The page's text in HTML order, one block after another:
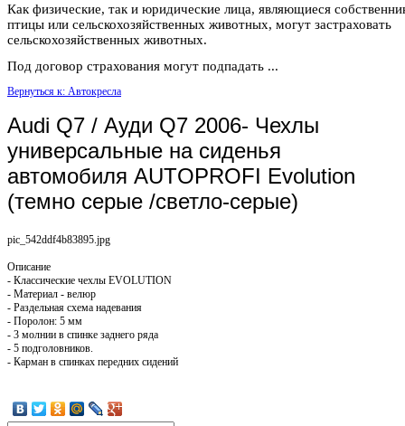
Как физические, так и юридические лица, являющиеся
птицы или сельскохозяйственных животных, могут застраховать
сельскохозяйственных животных.
Под договор страхования могут подпадать ...
Вернуться к: Автокресла
Audi Q7 / Ауди Q7 2006- Чехлы
универсальные на сиденья
автомобиля AUTOPROFI Evolution
(темно серые /светло-серые)
pic_542ddf4b83895.jpg
Описание
- Классические чехлы EVOLUTION
- Материал - велюр
- Раздельная схема надевания
- Поролон: 5 мм
- 3 молнии в спинке заднего ряда
- 5 подголовников.
- Карман в спинках передних сидений